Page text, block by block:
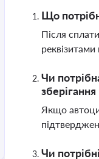
Що
Після
Чи
Якщо
Чи